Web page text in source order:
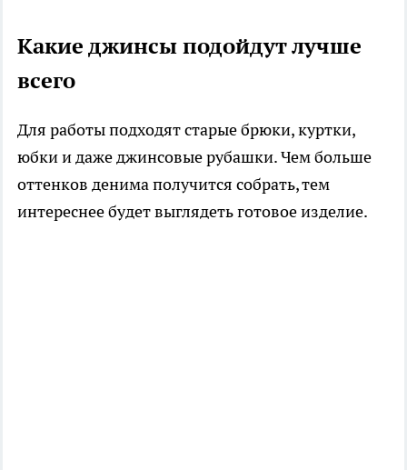
Какие джинсы подойдут лучше
всего
Для работы подходят старые брюки, куртки,
юбки и даже джинсовые рубашки. Чем больше
оттенков денима получится собрать, тем
интереснее будет выглядеть готовое изделие.